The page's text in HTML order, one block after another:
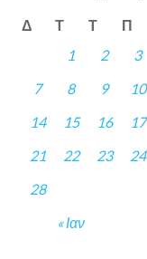
Δ Τ Τ Π
« Ιαν
1 2 3
7
8 9 10
14
15 16 17
21
22 23 24
28